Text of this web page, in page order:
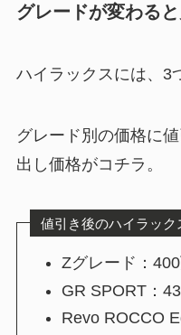
グレードが変わる
ハイラックスには、3
グレード別の価格に
出し価格がコチラ。
値引き後のハイラック
Zグレード：
GR SPORT：
Revo ROCCO